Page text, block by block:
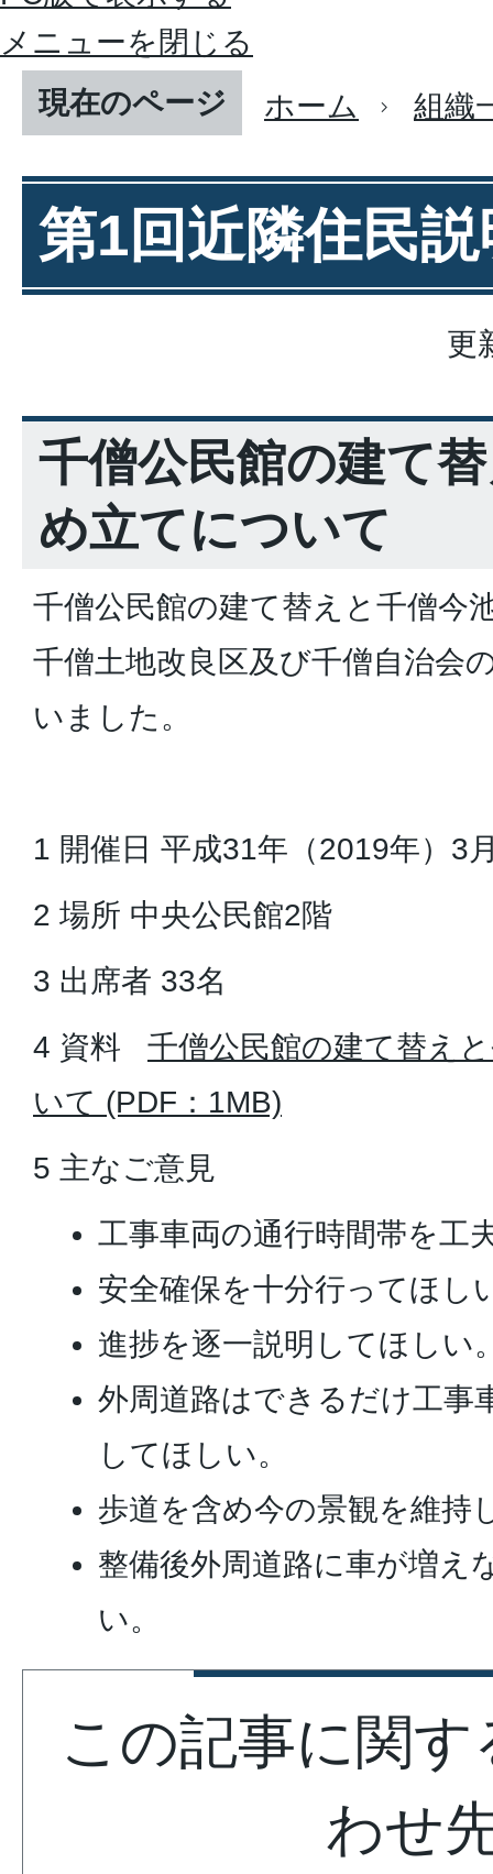
メニューを閉じる
現在のページ
ホーム 組織
第1回近隣住民説
更
千僧公民館の建て
め立てについて
千僧公民館の建て替えと千僧今
千僧土地改良区及び千僧自治会
いました。
1 開催日 平成31年（2019年）3
2 場所 中央公民館2階
3 出席者 33名
4 資料 千僧公民館の建て替え
いて (PDF：1MB)
5 主なご意見
工事車両の通行時間帯を工
安全確保を十分行ってほし
進捗を逐一説明してほしい
外周道路はできるだけ工事
してほしい。
歩道を含め今の景観を維持
整備後外周道路に車が増え
い。
この記事に関
わせ